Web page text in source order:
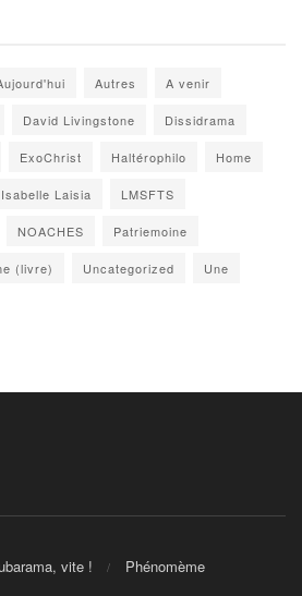
Autres A venir
David Livingstone Dissidrama
ExoChrist Haltérophilo Home
Isabelle Laisia LMSFTS
NOACHES Patriemoine
(livre) Uncategorized Une
vite ! Phénomème